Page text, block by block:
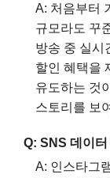
A: 처음부터
규모라도 꾸
방송 중 실시
할인 혜택을
유도하는 것
스토리를 보
Q: SNS 데이
A: 인스타그